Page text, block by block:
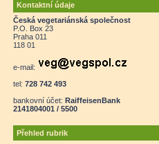
Kontaktní údaje
Česká vegetariánská společnost
P.O. Box 23
Praha 011
118 01
e-mail:
tel: 728 742 493
bankovní účet: RaiffeisenBank
2141804001 / 5500
Přehled rubrik